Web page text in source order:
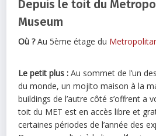
Depuis le toit du
Museum
Où ?Au 5ème étage du
Le petit plus : Au sommet de l’un
du monde, un mojito maison à la
buildings de l’autre côté s’offrent a
toit du MET est en accès libre et
certaines périodes de l’année des